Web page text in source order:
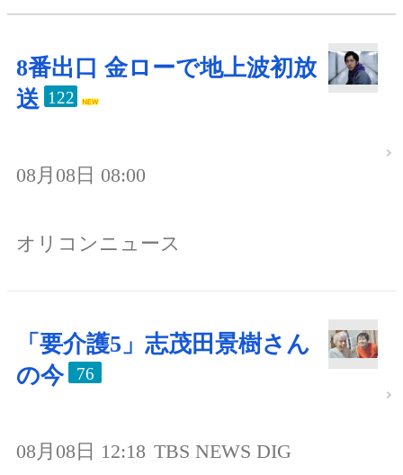
8番出口 金ローで地上波初放
送 122
08月08日 08:00
オリコンニュース
「要介護5」志茂田景樹さん
の今
76
08月08日 12:18 TBS NEWS DIG